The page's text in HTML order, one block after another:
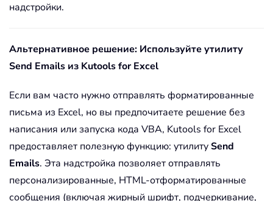
надстройки.
Альтернативное решение: Используйте утилиту
Send Emails из Kutools for Excel
Если вам часто нужно отправлять форматированные
письма из Excel, но вы предпочитаете решение без
написания или запуска кода VBA, Kutools for Excel
предоставляет полезную функцию: утилитуSend
Emails. Эта надстройка позволяет отправлять
персонализированные, HTML-отформатированные
сообщения (включая жирный шрифт, подчеркивание,